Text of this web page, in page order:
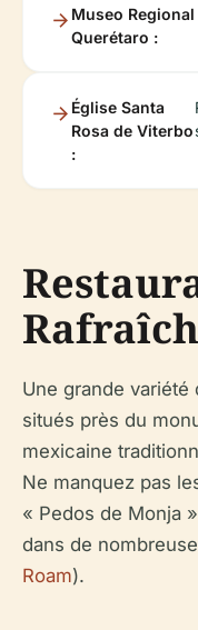
Museo Regional
Querétaro :
Église Santa
Rosa de Viterbo
:
Une grande
situés près du
mexicaine
Ne manquez pas
« Pedos de Monja
dans de
Roam).